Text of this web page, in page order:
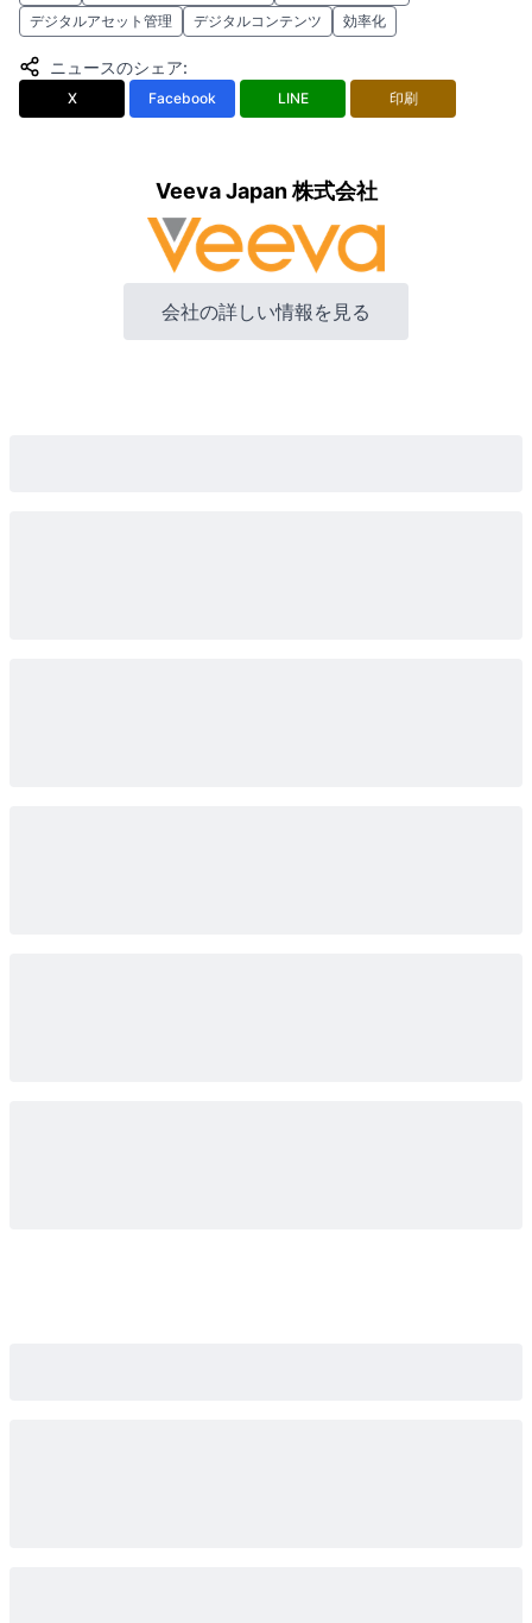
デジタルアセット管理
デジタルコンテンツ 効率化
ニュースのシェア:
X Facebook LINE 印刷
Veeva Japan 株式会社
会社の詳しい情報を見る